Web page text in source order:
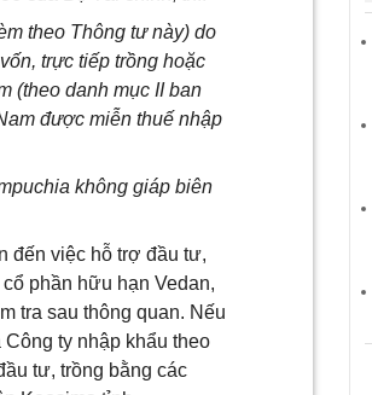
theo Thông tư này) do
trực tiếp trồng hoặc
(theo danh mục II ban
được miễn thuế nhập
không giáp biên
đến việc hỗ trợ đầu tư,
phần hữu hạn Vedan,
tra sau thông quan. Nếu
ty nhập khẩu theo
tư, trồng bằng các